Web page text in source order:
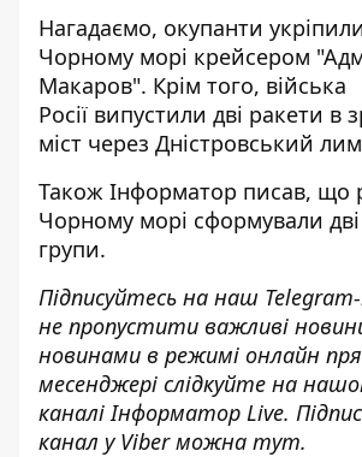
Нагадаємо, окупанти
Чорному морі крейсером
Макаров". Крім того, війська
Росії випустили дві ракети в
міст через Дністровський
Також Інформатор писав, що
Чорному морі сформували дві
групи.
Підписуйтесь на наш
не пропустити важливі
новинами в режимі онлайн
месенджері слідкуйте на
каналіІнформатор Live.
канал у Viber можна тут.